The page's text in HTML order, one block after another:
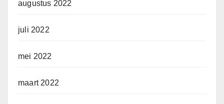
augustus 2022
juli 2022
mei 2022
maart 2022